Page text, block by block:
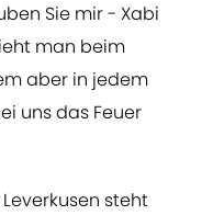
Sie mir - Xabi
man beim
aber in jedem
uns das Feuer
steht